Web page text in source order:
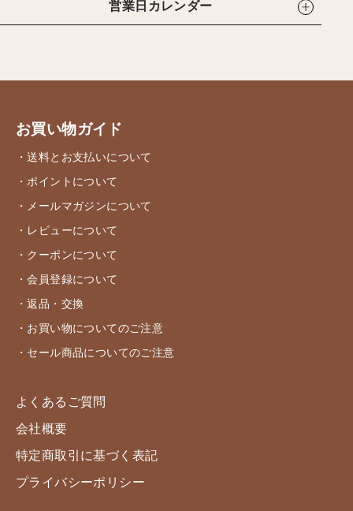
営業日カレンダー
お買い物ガイド
・送料とお支払いについて
・ポイントについて
・メールマガジンについて
・レビューについて
・クーポンについて
・会員登録について
・返品・交換
・お買い物についてのご注意
・セール商品についてのご注意
よくあるご質問
会社概要
特定商取引に基づく表記
プライバシーポリシー